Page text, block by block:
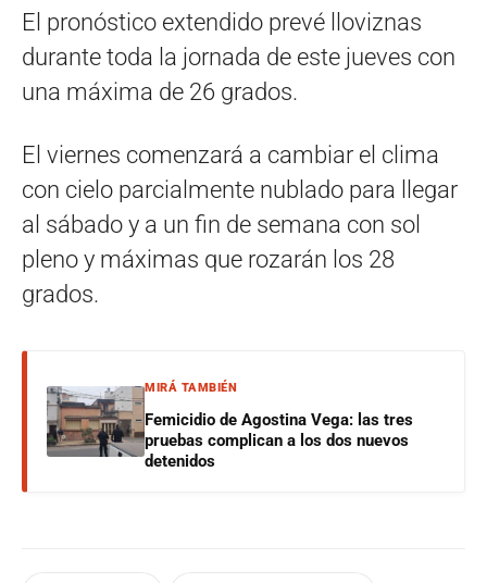
El pronóstico extendido prevé lloviznas
durante toda la jornada de este jueves con
una máxima de 26 grados.
El viernes comenzará a cambiar el clima
con cielo parcialmente nublado para llegar
al sábado y a un fin de semana con sol
pleno y máximas que rozarán los 28
grados.
MIRÁ TAMBIÉN
Femicidio de Agostina Vega: las tres
pruebas complican a los dos nuevos
detenidos